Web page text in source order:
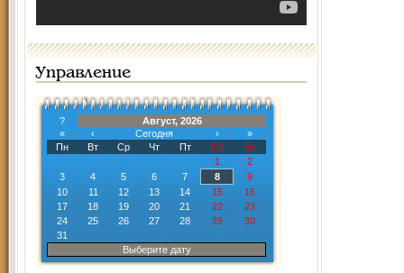
Управление
?
Август, 2026
«
‹ Сегодня ›
»
Пн
Вт Ср Чт Пт Сб
Вс
1
2
3
4 5 6 7 8
9
10
11 12 13 14 15
16
17
18 19 20 21 22
23
24
25 26 27 28 29
30
31
Выберите дату